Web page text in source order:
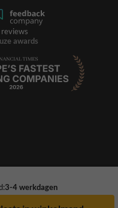
3-4 werkdagen
reviews
awards